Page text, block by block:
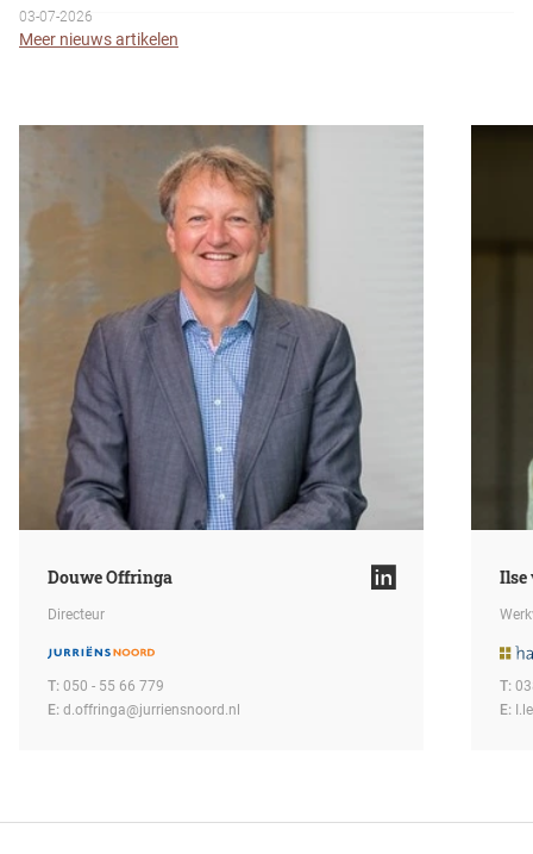
03-07-2026
Meer nieuws artikelen
Douwe Offringa
Directeur
T: 050 - 55 66 779
E: d.offringa@jurriensnoord.nl
Ilse
T:
E: